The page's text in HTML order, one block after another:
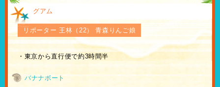
グアム
リポーター 王林（22） 青森りんご娘
・東京から直行便で約3時間半
バナナボート